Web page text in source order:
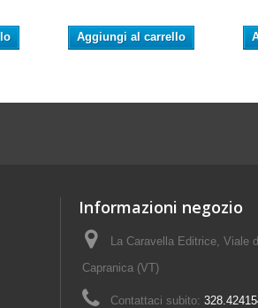
Aggiungi al carrello
Informazioni negozio
La Caravella Editrice, Viale
Capranica (VT)
Contattaci subito: